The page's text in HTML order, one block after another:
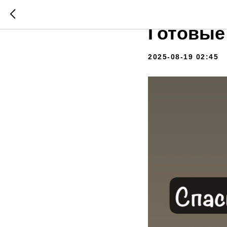
Купить
2025-08-19 02:45